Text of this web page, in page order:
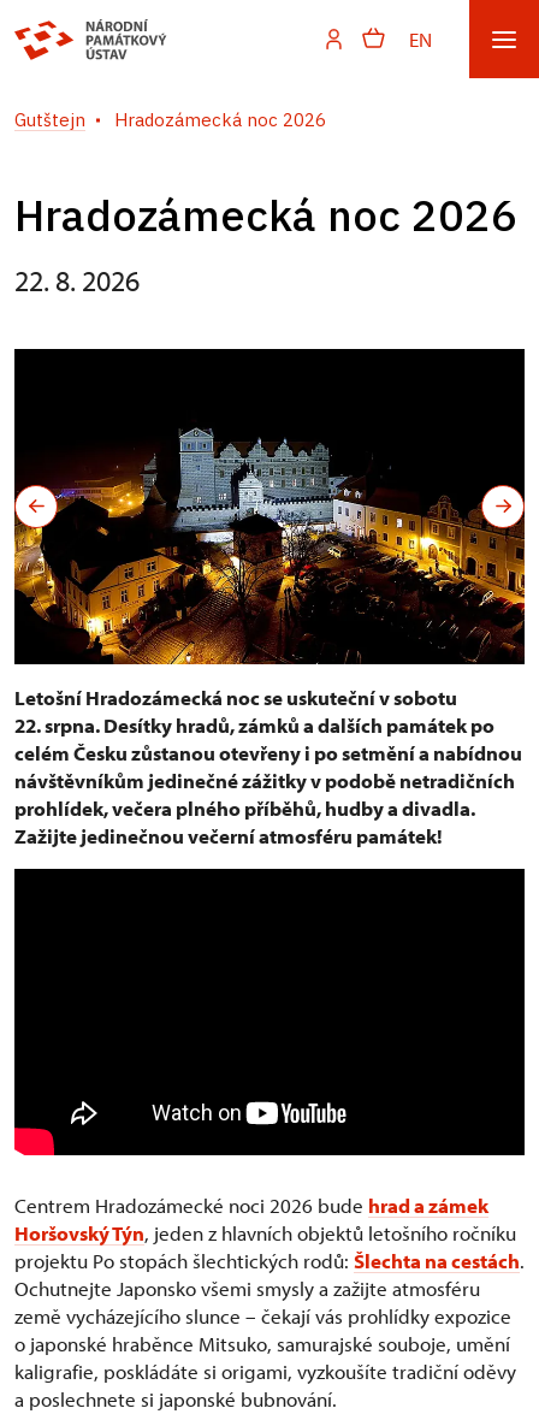
EN
Gutštejn Hradozámecká noc 2026
Hradozámecká noc 2026
22. 8. 2026
Letošní Hradozámecká noc se uskuteční v sobotu
22. srpna. Desítky hradů, zámků a dalších památek po
celém Česku zůstanou otevřeny i po setmění a nabídnou
návštěvníkům jedinečné zážitky v podobě netradičních
prohlídek, večera plného příběhů, hudby a divadla.
Zažijte jedinečnou večerní atmosféru památek!
Centrem Hradozámecké noci 2026 bude hrad a zámek
Horšovský Týn, jeden z hlavních objektů letošního ročníku
projektu Po stopách šlechtických rodů: Šlechta na cestách.
Ochutnejte Japonsko všemi smysly a zažijte atmosféru
země vycházejícího slunce – čekají vás prohlídky expozice
o japonské hraběnce Mitsuko, samurajské souboje, umění
kaligrafie, poskládáte si origami, vyzkoušíte tradiční oděvy
a poslechnete si japonské bubnování.